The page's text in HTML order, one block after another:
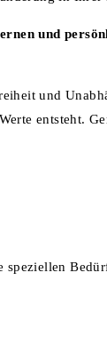
und
und
entsteht.